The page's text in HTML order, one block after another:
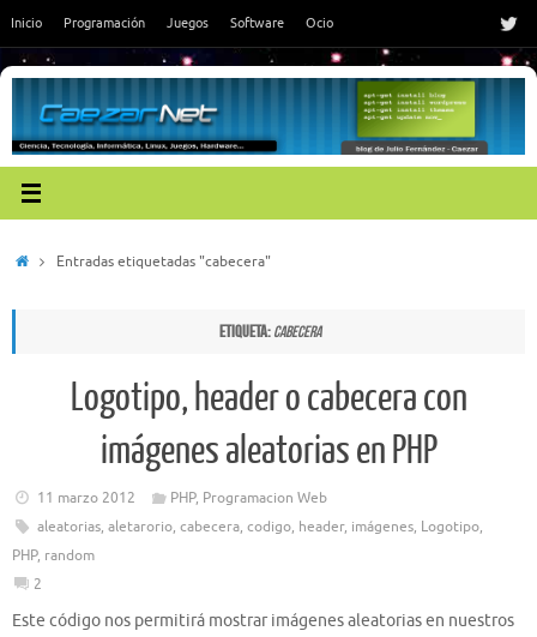
contenido
Inicio Programación Juegos Software Ocio
InicioEntradas etiquetadas "cabecera"
Etiqueta: cabecera
Logotipo, header o cabecera con
imágenes aleatorias en PHP
11 marzo 2012 PHP, Programacion Web
aleatorias, aletarorio, cabecera, codigo, header, imágenes, Logotipo,
PHP, random
2
Este código nos permitirá mostrar imágenes aleatorias en nuestros